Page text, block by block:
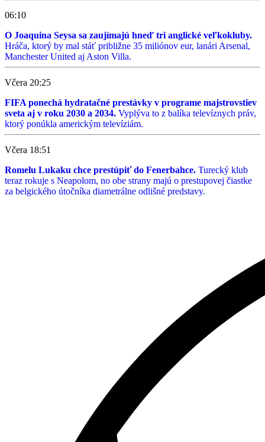
06:10
O Joaquina Seysa sa zaujímajú hneď tri anglické veľkokluby.
Hráča, ktorý by mal stáť približne 35 miliónov eur, lanári Arsenal,
Manchester United aj Aston Villa.
Včera 20:25
FIFA ponechá hydratačné prestávky v programe majstrovstiev
sveta aj v roku 2030 a 2034. Vyplýva to z balíka televíznych práv,
ktorý ponúkla americkým televíziám.
Včera 18:51
Romelu Lukaku chce prestúpiť do Fenerbahce. Turecký klub
teraz rokuje s Neapolom, no obe strany majú o prestupovej čiastke
za belgického útočníka diametrálne odlišné predstavy.